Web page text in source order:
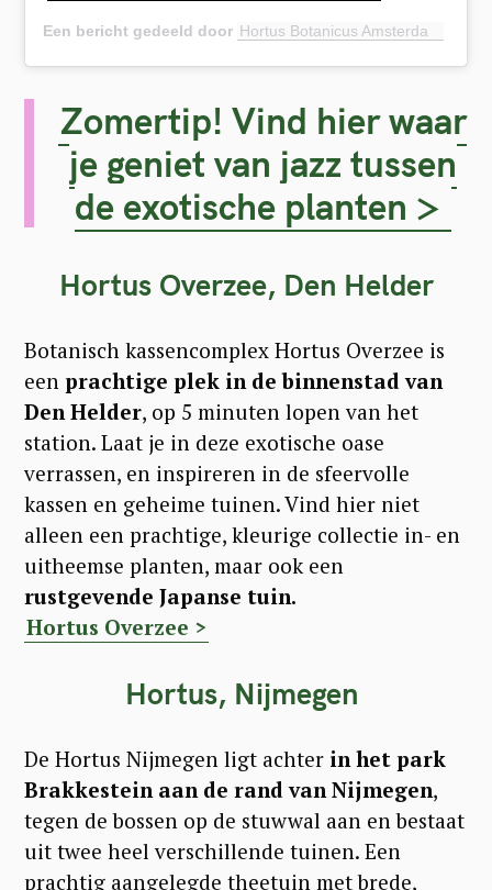
Een bericht gedeeld door Hortus Botanicus Amsterdam
Zomertip! Vind hier waar
je geniet van jazz tussen
de exotische planten >
Hortus Overzee, Den Helder
Botanisch kassencomplex Hortus Overzee is
een prachtige plek in de binnenstad van
Den Helder, op 5 minuten lopen van het
station. Laat je in deze exotische oase
verrassen, en inspireren in de sfeervolle
kassen en geheime tuinen. Vind hier niet
alleen een prachtige, kleurige collectie in- en
uitheemse planten, maar ook een
rustgevende Japanse tuin.
Hortus Overzee >
Hortus, Nijmegen
De Hortus Nijmegen ligt achter in het park
Brakkestein aan de rand van Nijmegen,
tegen de bossen op de stuwwal aan en bestaat
uit twee heel verschillende tuinen. Een
prachtig aangelegde theetuin met brede,